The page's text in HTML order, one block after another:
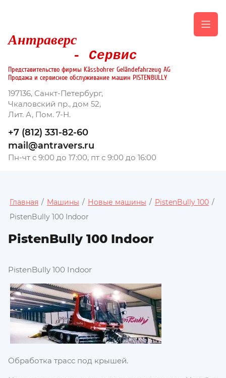
Антраверс
- Сервис
Представительство фирмы Kässbohrer Geländefahrzeug AG
Продажа и сервисное обслуживание машин PISTENBULLY
197136, Санкт-Петербург,
Чкаловский пр., дом 52,
Лит. А, Пом. 7-Н.
+7 (812) 331-82-60
mail@antravers.ru
Пн-чт с 9:00 до 17:00, пт с 9:00 до 16:00
Главная / Машины / Новые машины / PistenBully 100 /
PistenBully 100 Indoor
PistenBully 100 Indoor
PistenBully 100 Indoor
Обработка трасс под крышей.